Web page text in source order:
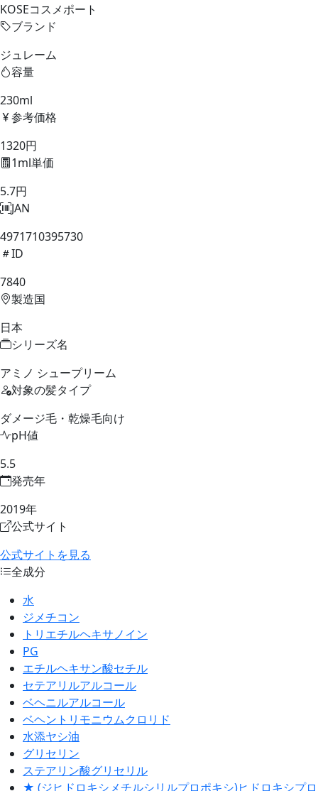
KOSEコスメポート
ブランド
ジュレーム
容量
230ml
参考価格
1320円
1ml単価
5.7円
JAN
4971710395730
ID
7840
製造国
日本
シリーズ名
アミノ シュープリーム
対象の髪タイプ
ダメージ毛・乾燥毛向け
pH値
5.5
発売年
2019年
公式サイト
公式サイトを見る
全成分
水
ジメチコン
トリエチルヘキサノイン
PG
エチルヘキサン酸セチル
セテアリルアルコール
ベヘニルアルコール
ベヘントリモニウムクロリド
水添ヤシ油
グリセリン
ステアリン酸グリセリル
★ (ジヒドロキシメチルシリルプロポキシ)ヒドロキシプロ